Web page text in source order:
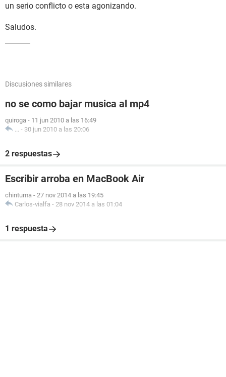
un serio conflicto o esta agonizando.
Saludos.
Discusiones similares
no se como bajar musica al mp4
quiroga - 11 jun 2010 a las 16:49
... - 30 jun 2010 a las 20:06
2 respuestas
Escribir arroba en MacBook Air
chintuma - 27 nov 2014 a las 19:45
Carlos-vialfa - 28 nov 2014 a las 01:04
1 respuesta